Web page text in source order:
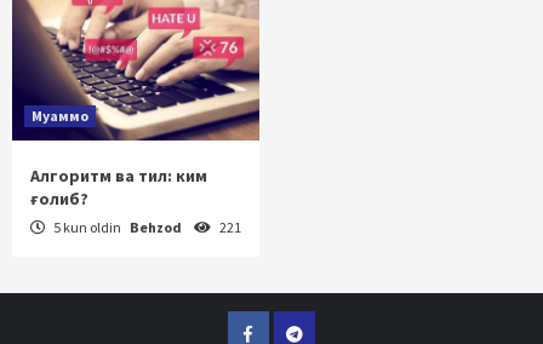
Муаммо
Алгоритм ва тил: ким
ғолиб?
5 kun oldin Behzod 221
FacebookTelegram